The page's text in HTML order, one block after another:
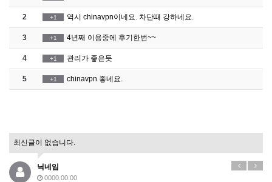
2 +1 역시 chinavpn이네요. 차단때 강하네요.
3 +1 4년째 이용중에 후기한번~~
4 +1 관리가 좋은듯
5 +1 chinavpn 좋네요.
최신글이 없습니다.
닉네임
0000.00.00